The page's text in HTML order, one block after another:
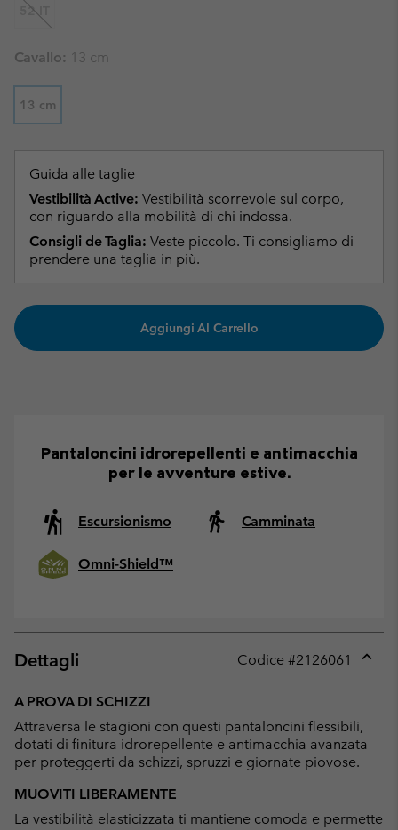
52 IT
Cavallo: 13 cm
13 cm
Guida alle taglie
Vestibilità Active: Vestibilità scorrevole sul corpo,
con riguardo alla mobilità di chi indossa.
Consigli de Taglia: Veste piccolo. Ti consigliamo di
prendere una taglia in più.
Aggiungi Al Carrello
Pantaloncini idrorepellenti e antimacchia
per le avventure estive.
Escursionismo Camminata
Omni-Shield™
Dettagli Codice #2126061
A PROVA DI SCHIZZI
Attraversa le stagioni con questi pantaloncini flessibili,
dotati di finitura idrorepellente e antimacchia avanzata
per proteggerti da schizzi, spruzzi e giornate piovose.
MUOVITI LIBERAMENTE
La vestibilità elasticizzata ti mantiene comoda e permette